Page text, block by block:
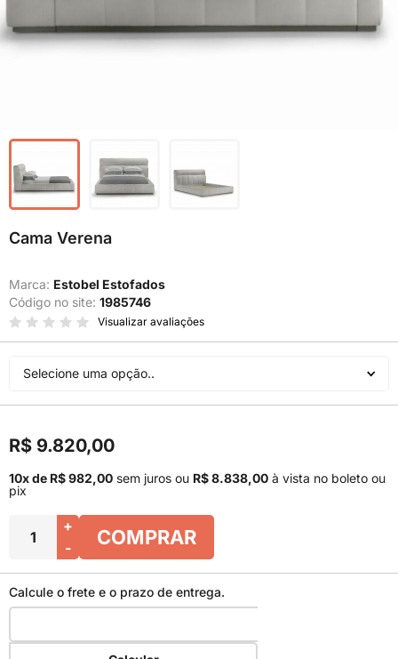
Cama Verena
Marca: Estobel Estofados
Código no site: 1985746
Visualizar avaliações
Selecione uma opção..
R$ 9.820,00
10x de R$ 982,00 sem juros ou R$ 8.838,00 à vista no boleto ou
pix
+
-
COMPRAR
Calcule o frete e o prazo de entrega.